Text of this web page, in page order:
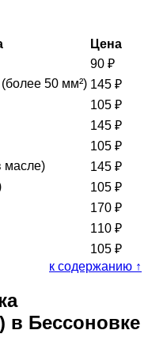
Цена
90 ₽
50 мм²) 145 ₽
105 ₽
145 ₽
105 ₽
масле)
145 ₽
105 ₽
170 ₽
110 ₽
105 ₽
к содержанию ↑
в Бессоновке